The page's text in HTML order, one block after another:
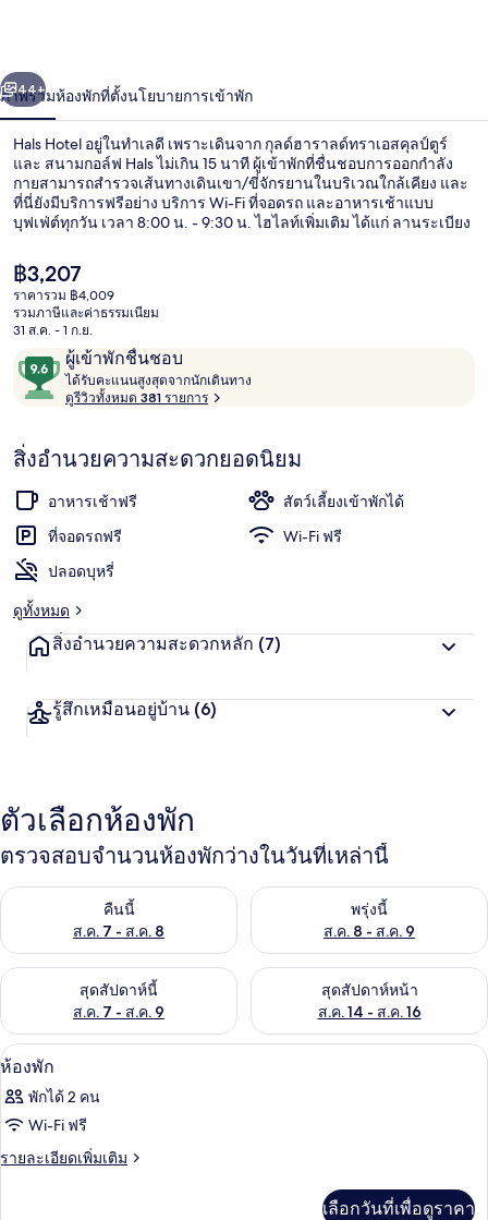
า
ถัดไป
44+
ภาพรวมห้องพักที่ตั้งนโยบายการเข้าพัก
Hals Hotel อยู่ในทำเลดี เพราะเดินจาก กุลด์ฮาราลด์ทราเอสคุลป์ตูร์
และ สนามกอล์ฟ Hals ไม่เกิน 15 นาที ผู้เข้าพักที่ชื่นชอบการออกกำลัง
กายสามารถสำรวจเส้นทางเดินเขา/ขี่จักรยานในบริเวณใกล้เคียง และ
ที่นี่ยังมีบริการฟรีอย่าง บริการ Wi-Fi ที่จอดรถ และอาหารเช้าแบบ
บุฟเฟ่ต์ทุกวัน เวลา 8:00 น. - 9:30 น. ไฮไลท์เพิ่มเติม ได้แก่ ลานระเบียง
ราคา
ปัจจุบัน
฿3,207
฿3,207
ราคารวม ฿4,009
รวมภาษีและค่าธรรมเนียม
31 ส.ค. - 1 ก.ย.
รีวิว ผู้เข้าพักชื่นชอบ
9.6
จาก
10,
เข้า
ชอบ
ได้รับคะแนนสูงสุดจากนักเดินทาง
ค
แ
น
น
จ
า
ดูรีวิวทั้งหมด 381 รายการ
สิ่งอำนวยความสะดวกยอดนิยม
อาหารเช้าฟรี
สัตว์เลี้ยงเข้าพักได้
ที่จอดรถฟรี
Wi-Fi ฟรี
ปลอดบุหรี่
ดูทั้งหมด
สิ่งอำนวยความสะดวกหลัก (7)
รู้สึกเหมือนอยู่บ้าน (6)
ตัวเลือกห้องพัก
ตรวจสอบจำนวนห้องพักว่างในวันที่เหล่านี้
คืนนี้
ส.ค. 7 - ส.ค. 8
ตรวจสอบจำนวนห้องพักว่างในคืนนี้ ส.ค. 7 - ส.ค. 8พรุ่งนี้
ส.ค. 8 - ส.ค. 9
ตรวจสอบจำนวนห้องพักว่างใน
สุดสัปดาห์นี้
ส.ค. 7 - ส.ค. 9
ตรวจสอบจำนวนห้องพักว่างในสุดสัปดาห์นี้ ส.ค. 7 - ส.ค. 9
สุดสัปดาห์หน้า
ส.ค. 14 - ส.ค. 16
ตรวจสอบจำนวนห้องพักว่างใน
เปิด
ภาพถ่าย
ทั้งหมด
ของ
เครื่องนอนป้องกันสารก่อภูมิแพ้, โต๊ะทำ
9
ห้องพัก
พักได้ 2 คน
Wi-Fi ฟรี
รายละเอียดเพิ่มเติม
ราย
เลือกวันที่เพื่อดูราคา